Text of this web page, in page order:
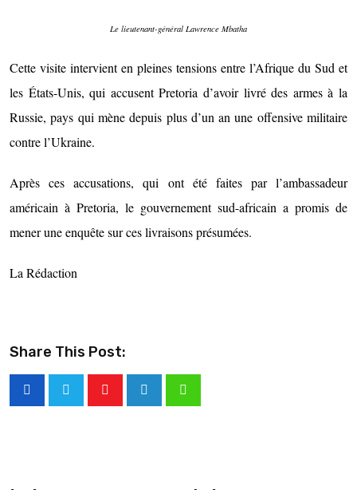
Le lieutenant-général Lawrence Mbatha
Cette visite intervient en pleines tensions entre l’Afrique du Sud et
les États-Unis, qui accusent Pretoria d’avoir livré des armes à la
Russie, pays qui mène depuis plus d’un an une offensive militaire
contre l’Ukraine.
Après ces accusations, qui ont été faites par l’ambassadeur
américain à Pretoria, le gouvernement sud-africain a promis de
mener une enquête sur ces livraisons présumées.
La Rédaction
Share This Post: